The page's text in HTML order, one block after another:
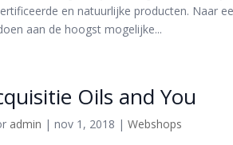
en natuurlijke producten. Naar
aan de hoogst mogelijke...
Oils and You
admin | nov 1, 2018 | Webshops